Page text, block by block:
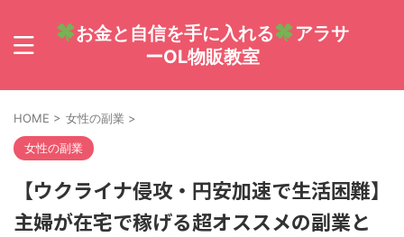
お金と自信を手に入れる
アラサ
ーOL物販教室
HOME > 女性の副業 >
女性の副業
【ウクライナ侵攻・円安加速で生活困難】
主婦が在宅で稼げる超オススメの副業と